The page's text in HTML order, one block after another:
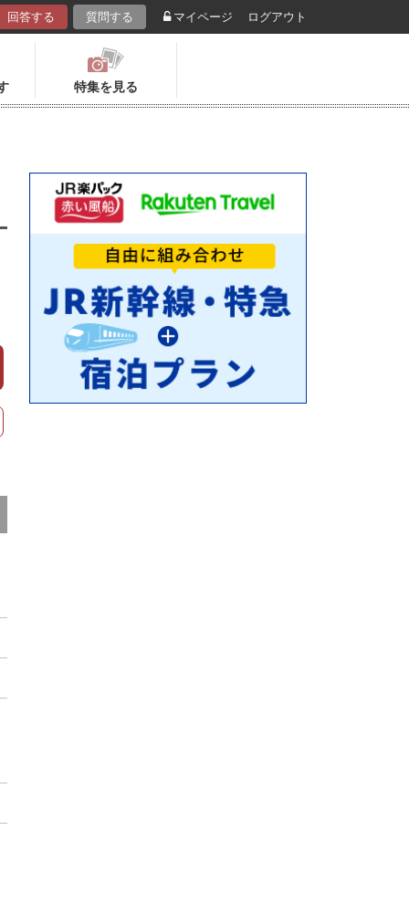
回答する 質問する マイページ ログアウト
特集を見る